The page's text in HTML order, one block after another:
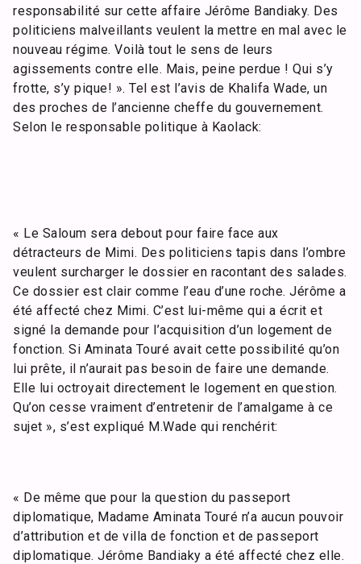
responsabilité sur cette affaire Jérôme Bandiaky. Des
politiciens malveillants veulent la mettre en mal avec le
nouveau régime. Voilà tout le sens de leurs
agissements contre elle. Mais, peine perdue ! Qui s’y
frotte, s’y pique! ». Tel est l’avis de Khalifa Wade, un
des proches de l’ancienne cheffe du gouvernement.
Selon le responsable politique à Kaolack:
« Le Saloum sera debout pour faire face aux
détracteurs de Mimi. Des politiciens tapis dans l’ombre
veulent surcharger le dossier en racontant des salades.
Ce dossier est clair comme l’eau d’une roche. Jérôme a
été affecté chez Mimi. C’est lui-même qui a écrit et
signé la demande pour l’acquisition d’un logement de
fonction. Si Aminata Touré avait cette possibilité qu’on
lui prête, il n’aurait pas besoin de faire une demande.
Elle lui octroyait directement le logement en question.
Qu’on cesse vraiment d’entretenir de l’amalgame à ce
sujet », s’est expliqué M.Wade qui renchérit:
« De même que pour la question du passeport
diplomatique, Madame Aminata Touré n’a aucun pouvoir
d’attribution et de villa de fonction et de passeport
diplomatique. Jérôme Bandiaky a été affecté chez elle.